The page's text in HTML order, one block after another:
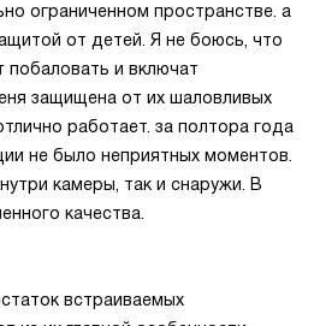
ограниченном пространстве. а
от детей. Я не боюсь, что
побаловать и включат
защищена от их шаловливых
работает. за полтора года
не было неприятных моментов.
камеры, так и снаружи. В
качества.
вcтраиваемых